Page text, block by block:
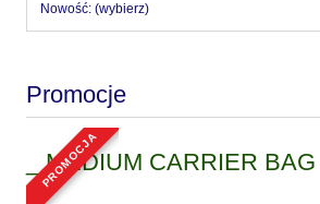
Nowość: (wybierz)
Promocje
_ MEDIUM CARRIER
15
promocja